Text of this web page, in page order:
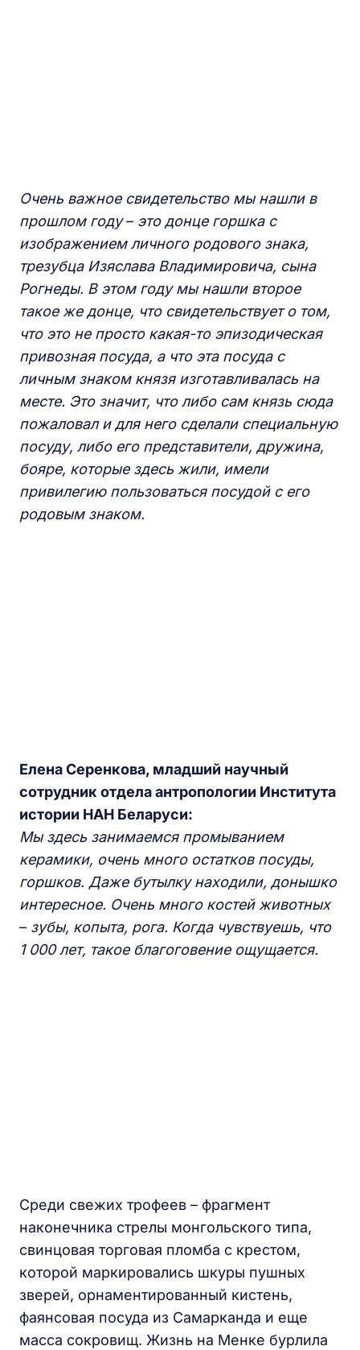
Очень важное свидетельство мы нашли в
прошлом году– это донце горшка с
изображением личного родового знака,
трезубца Изяслава Владимировича, сына
Рогнеды. В этом году мы нашли второе
такое же донце, что свидетельствует о том,
что это не просто какая-то эпизодическая
привозная посуда, а что эта посуда с
личным знаком князя изготавливалась на
месте. Это значит, что либо сам князь сюда
пожаловал и для него сделали специальную
посуду, либо его представители, дружина,
бояре, которые здесь жили, имели
привилегию пользоваться посудой с его
родовым знаком.
Елена Серенкова, младший научный
сотрудник отдела антропологии Института
истории НАН Беларуси:
Мы здесь занимаемся промыванием
керамики, очень много остатков посуды,
горшков. Даже бутылку находили, донышко
интересное. Очень много костей животных
– зубы, копыта, рога. Когда чувствуешь, что
1 000 лет, такое благоговение ощущается.
Среди свежих трофеев – фрагмент
наконечника стрелы монгольского типа,
свинцовая торговая пломба с крестом,
которой маркировались шкуры пушных
зверей, орнаментированный кистень,
фаянсовая посуда из Самарканда и еще
масса сокровищ. Жизнь на Менке бурлила